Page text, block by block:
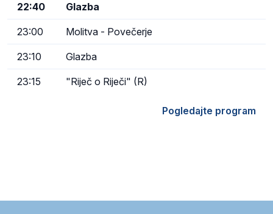
22:40 Glazba
23:00 Molitva - Povečerje
23:10 Glazba
23:15 "Riječ o Riječi" (R)
Pogledajte program